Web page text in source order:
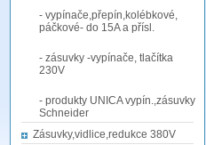
- vypínače,přepín,kolébkové,
páčkové- do 15A a přísl.
- zásuvky -vypínače, tlačítka
230V
- produkty UNICA vypín.,zásuvky
Schneider
Zásuvky,vidlice,redukce 380V